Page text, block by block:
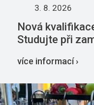
3. 8. 2026
Nová
Studujte při
více informací ›